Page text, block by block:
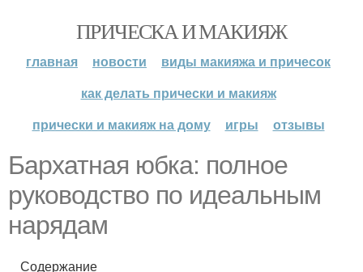
ПРИЧЕСКА И МАКИЯЖ
главная новости
виды макияжа и причесок
как делать прически и макияж
прически и макияж на дому
игры отзывы
Бархатная юбка: полное
руководство по идеальным
нарядам
Содержание